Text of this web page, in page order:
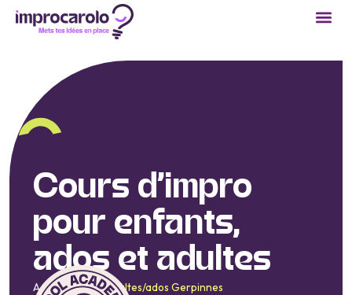
Cours d’impro
pour enfants,
ados et adultes
Accueil/Cours adultes/ados Gerpinnes